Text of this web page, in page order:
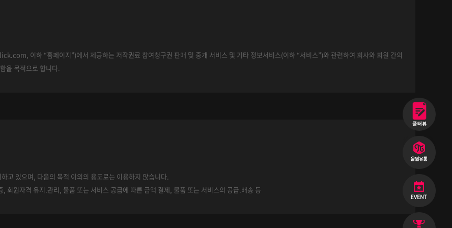
이하 “홈페이지”)에서 제공하는 저작권료 참여청구권 판매 및 중개 서비스 및 기타 정보서비스(이하 “서비스”)와 관련하여 회사와 회원 간의
을 목적으로 합니다.
컴퓨터 등 정보통신설비를 이용하여 재화 또는 용역을 거래할 수 있도록 설정한 가상의 영업장을 말하며, 아울러 홈페이지를 운영하는 사업자의 의
하는 서비스를 받는 회원 및 비회원을 말합니다.
로서, “홈페이지”의 정보를 지속적으로 제공받으며, “홈페이지”가 제공하는 서비스를 계속적으로 이용할 수 있는 자를 말합니다.
고 있으며, 다음의 목적 이외의 용도로는 이용하지 않습니다.
회원자격 유지.관리, 물품 또는 서비스 공급에 따른 금액 결제, 물품 또는 서비스의 공급.배송 등